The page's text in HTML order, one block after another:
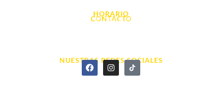
HORARIO
L. - S. 10:00h a 22:00h
CONTACTO
NUESTRAS REDES SOCIALES